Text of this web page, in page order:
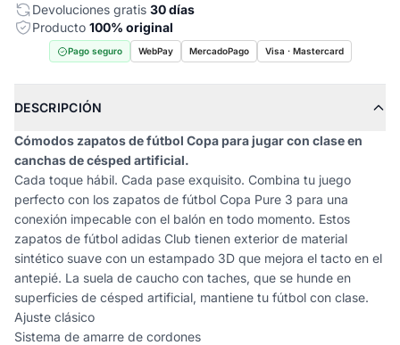
Devoluciones gratis 30 días
Producto 100% original
Pago seguro WebPay MercadoPago Visa · Mastercard
DESCRIPCIÓN
Cómodos zapatos de fútbol Copa para jugar con clase en
canchas de césped artificial.
Cada toque hábil. Cada pase exquisito. Combina tu juego
perfecto con los zapatos de fútbol Copa Pure 3 para una
conexión impecable con el balón en todo momento. Estos
zapatos de fútbol adidas Club tienen exterior de material
sintético suave con un estampado 3D que mejora el tacto en el
antepié. La suela de caucho con taches, que se hunde en
superficies de césped artificial, mantiene tu fútbol con clase.
Ajuste clásico
Sistema de amarre de cordones